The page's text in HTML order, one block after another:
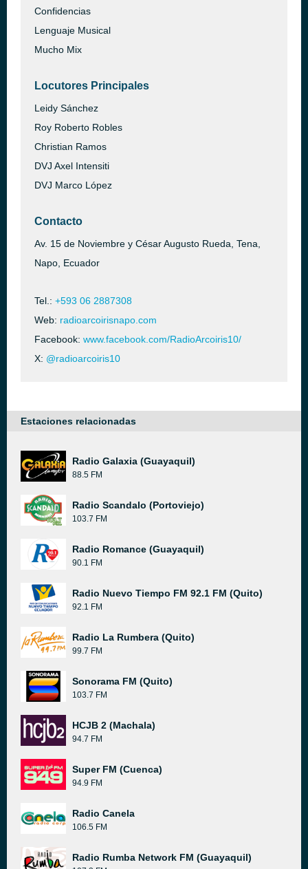
Confidencias
Lenguaje Musical
Mucho Mix
Locutores Principales
Leidy Sánchez
Roy Roberto Robles
Christian Ramos
DVJ Axel Intensiti
DVJ Marco López
Contacto
Av. 15 de Noviembre y César Augusto Rueda, Tena,
Napo, Ecuador
Tel.: +593 06 2887308
Web: radioarcoirisnapo.com
Facebook: www.facebook.com/RadioArcoiris10/
X: @radioarcoiris10
Estaciones relacionadas
Radio Galaxia (Guayaquil)
88.5 FM
Radio Scandalo (Portoviejo)
103.7 FM
Radio Romance (Guayaquil)
90.1 FM
Radio Nuevo Tiempo FM 92.1 FM (Quito)
92.1 FM
Radio La Rumbera (Quito)
99.7 FM
Sonorama FM (Quito)
103.7 FM
HCJB 2 (Machala)
94.7 FM
Super FM (Cuenca)
94.9 FM
Radio Canela
106.5 FM
Radio Rumba Network FM (Guayaquil)